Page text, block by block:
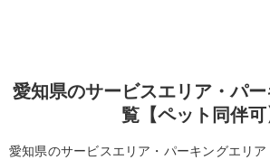
愛知県のサービスエリア・パ
覧【ペット同伴可
愛知県のサービスエリア・パーキングエリ